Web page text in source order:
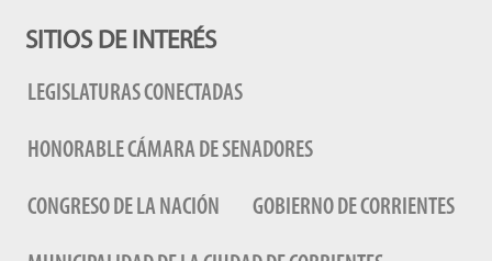
SITIOS DE INTERÉS
LEGISLATURAS CONECTADAS
HONORABLE CÁMARA DE SENADORES
CONGRESO DE LA NACIÓN GOBIERNO DE CORRIENTES